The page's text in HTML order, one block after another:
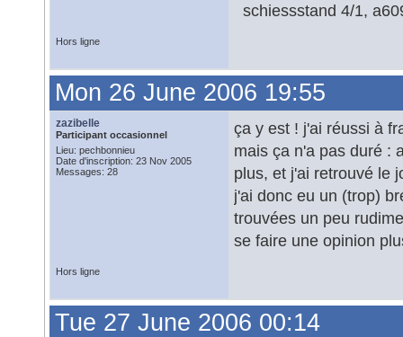
schiessstand 4/1,
Hors ligne
Mon 26 June 2006 19:55
zazibelle
Participant occasionnel
Lieu: pechbonnieu
Date d'inscription: 23 Nov 2005
Messages: 28
ça y est ! j'ai réussi à
mais ça n'a pas duré :
plus, et j'ai retrouvé le
j'ai donc eu un (trop)
trouvées un peu
se faire une opinion
Hors ligne
Tue 27 June 2006 00:14